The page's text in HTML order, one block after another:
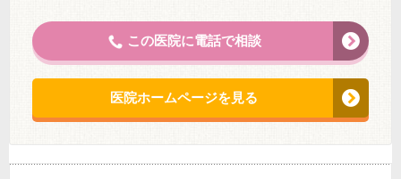
この医院に電話で相談
医院ホームページを見る